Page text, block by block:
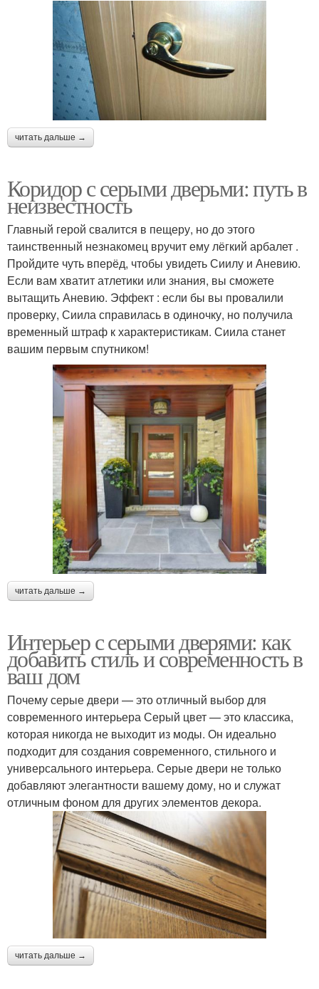
читать дальше →
Коридор с серыми дверьми: путь в
неизвестность
Главный герой свалится в пещеру, но до этого
таинственный незнакомец вручит ему лёгкий арбалет .
Пройдите чуть вперёд, чтобы увидеть Сиилу и Аневию.
Если вам хватит атлетики или знания, вы сможете
вытащить Аневию. Эффект : если бы вы провалили
проверку, Сиила справилась в одиночку, но получила
временный штраф к характеристикам. Сиила станет
вашим первым спутником!
читать дальше →
Интерьер с серыми дверями: как
добавить стиль и современность в
ваш дом
Почему серые двери — это отличный выбор для
современного интерьера Серый цвет — это классика,
которая никогда не выходит из моды. Он идеально
подходит для создания современного, стильного и
универсального интерьера. Серые двери не только
добавляют элегантности вашему дому, но и служат
отличным фоном для других элементов декора.
читать дальше →